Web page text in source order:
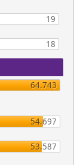
19
18
64.743
54.697
53.587